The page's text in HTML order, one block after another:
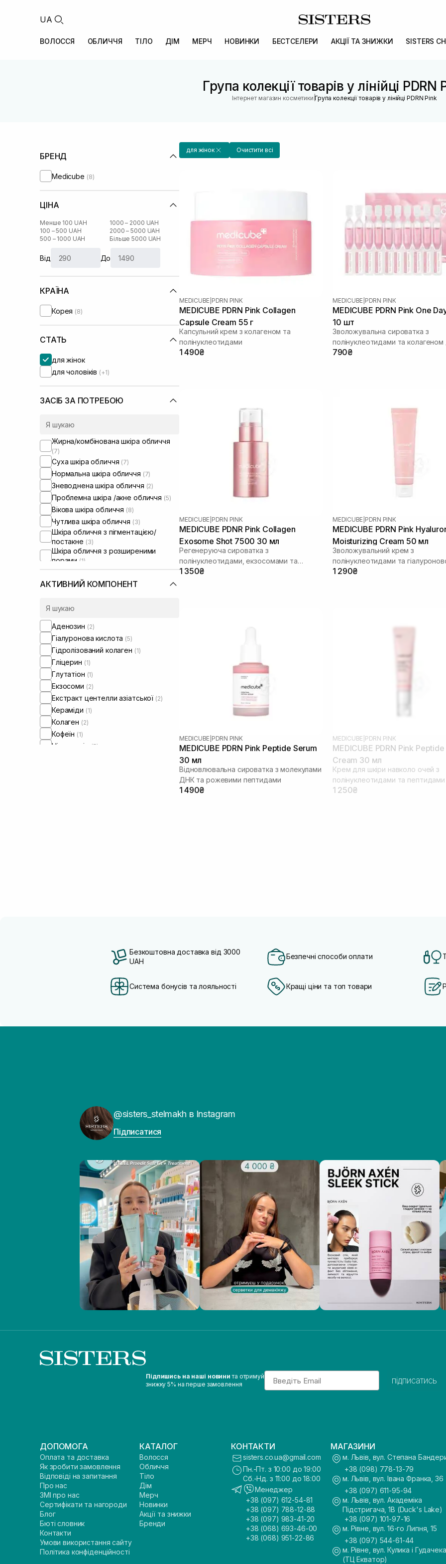
UA
ВОЛОССЯ ОБЛИЧЧЯ ТІЛО ДІМ МЕРЧ НОВИНКИ БЕСТСЕЛЕРИ АКЦІЇ ТА ЗНИЖКИ SISTERS
Група колекції товарів у лінійці PDRN
Інтернет магазин косметики |Група колекції товарів у лінійці PDRN Pink
БРЕНД
Medicube (8)
ЦІНА
Менше 100 UAH
100 – 500 UAH
500 – 1000 UAH
1000 – 2000 UAH
2000 – 5000 UAH
Більше 5000 UAH
Від До
КРАЇНА
Корея (8)
СТАТЬ
для жінок
для чоловіків (+1)
ЗАСІБ ЗА ПОТРЕБОЮ
Жирна/комбінована шкіра обличчя
(7)
Суха шкіра обличчя (7)
Нормальна шкіра обличчя (7)
Зневоднена шкіра обличчя (2)
Проблемна шкіра /акне обличчя (5)
Вікова шкіра обличчя (8)
Чутлива шкіра обличчя (3)
Шкіра обличчя з пігментацією/
постакне (3)
Шкіра обличчя з розширеними
порами (1)
Шкіра обличчя з порушеним
барʼєром (2)
Шкіра обличчя з порушеним
Зволожуючі сироватки для
АКТИВНИЙ КОМПОНЕНТ
Аденозин (2)
Гіалуронова кислота (5)
Гідролізований колаген (1)
Гліцерин (1)
Глутатіон (1)
Екзосоми (2)
Екстракт центелли азіатської (2)
Кераміди (1)
Колаген (2)
Кофеїн (1)
Ніацинамід (5)
для жінок Очистити всі
MEDICUBE PDRN PINK
MEDICUBE PDRN Pink Collagen
Capsule Cream 55 г
Капсульний крем з колагеном та
полінуклеотидами
1 490₴
MEDICUBE PDRN PINK
MEDICUBE PDRN Pink One
10 шт
Зволожувальна сироватка з
полінуклеотидами та колагеном
сяйва шкіри
790₴
MEDICUBE PDRN PINK
MEDICUBE PDNR Pink Collagen
Exosome Shot 7500 30 мл
Регенеруюча сироватка з
полінуклеотидами, екзосомами та
спікулами
1 350₴
MEDICUBE PDRN PINK
MEDICUBE PDRN Pink
Moisturizing Cream 50 мл
Зволожувальний крем з
полінуклеотидами та
кислотою
1 290₴
MEDICUBE PDRN PINK
MEDICUBE PDRN Pink Peptide Serum
30 мл
Відновлювальна сироватка з молекулами
ДНК та рожевими пептидами
1 490₴
MEDICUBE PDRN PINK
MEDICUBE PDRN Pink
Cream 30 мл
Крем для шкіри навколо очей з
полінуклеотидами та пептидами
1 250₴
Безкоштовна доставка від 3000
UAH
Безпечні способи оплати
Система бонусів та лояльності Кращі ціни та топ товари
@sisters_stelmakh в Instagram
Підписатися
Підпишись на наші новини та отримуй
знижку 5% на перше замовлення
Email
підписатись
ДОПОМОГА
Оплата та доставка
Як зробити замовлення
Відповіді на запитання
Про нас
ЗМІ про нас
Сертифікати та нагороди
Блог
Бюті словник
Контакти
Умови використання сайту
Політика конфіденційності
КАТАЛОГ
Волосся
Обличчя
Тіло
Дім
Мерч
Новинки
Акції та знижки
Бренди
КОНТАКТИ
sisters.co.ua@gmail.com
Пн.-Пт. з 10:00 до 19:00
Сб.-Нд. з 11:00 до 18:00
Менеджер
+38 (097) 612-54-81
+38 (097) 788-12-88
+38 (097) 983-41-20
+38 (068) 693-46-00
+38 (068) 951-22-86
МАГАЗИНИ
м. Львів, вул. Степана
+38 (098) 778-13-79
м. Львів, вул. Івана Франка, 36
+38 (097) 611-95-94
м. Львів, вул. Академіка
Підстригача, 1В (Duck's Lake)
+38 (097) 101-97-16
м. Рівне, вул. 16-го Липня, 15
+38 (097) 544-61-44
м. Рівне, вул. Кулика і
(ТЦ Екватор)